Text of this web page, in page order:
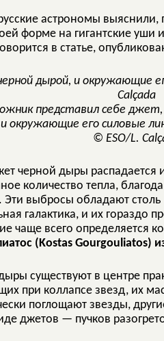
астрономы
форме на гигантские уши
в статье,
представил себе
и окружающие его силовые
© ESO/L.
черной дыры
количество тепла,
Эти выбросы обладают
галактика, и их гораздо
чаще всего определяется
(Kostas Gourgouliatos)
существуют в центре
при коллапсе звезд, их
поглощают звезды,
джетов — пучков